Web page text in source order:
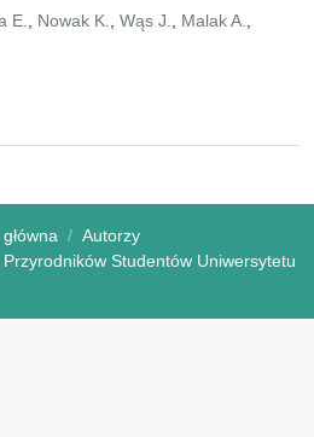
E. Nowak K. Wąs J. Malak A.
Autorzy
Studentów Uniwersytetu